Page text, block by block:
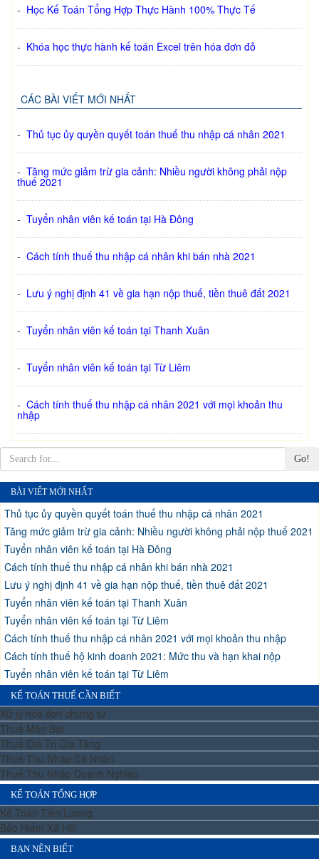
- Học Kế Toán Tổng Hợp Thực Hành 100% Thực Tế
- Khóa học thực hành kế toán Excel trên hóa đơn đỏ
CÁC BÀI VIẾT MỚI NHẤT
- Thủ tục ủy quyền quyết toán thuế thu nhập cá nhân 2021
- Tăng mức giảm trừ gia cảnh: Nhiều người không phải nộp
thuế 2021
- Tuyển nhân viên kế toán tại Hà Đông
- Cách tính thuế thu nhập cá nhân khi bán nhà 2021
- Lưu ý nghị định 41 về gia hạn nộp thuế, tiền thuê đất 2021
- Tuyển nhân viên kế toán tại Thanh Xuân
- Tuyển nhân viên kế toán tại Từ Liêm
- Cách tính thuế thu nhập cá nhân 2021 với mọi khoản thu
nhập
Go!
BÀI VIẾT MỚI NHẤT
Thủ tục ủy quyền quyết toán thuế thu nhập cá nhân 2021
Tăng mức giảm trừ gia cảnh: Nhiều người không phải nộp thuế 2021
Tuyển nhân viên kế toán tại Hà Đông
Cách tính thuế thu nhập cá nhân khi bán nhà 2021
Lưu ý nghị định 41 về gia hạn nộp thuế, tiền thuê đất 2021
Tuyển nhân viên kế toán tại Thanh Xuân
Tuyển nhân viên kế toán tại Từ Liêm
Cách tính thuế thu nhập cá nhân 2021 với mọi khoản thu nhập
Cách tính thuế hộ kinh doanh 2021: Mức thu và hạn khai nộp
Tuyển nhân viên kế toán tại Từ Liêm
KẾ TOÁN THUẾ CẦN BIẾT
Xử lý hóa đơn chứng từ
Thuế Môn Bài
Thuế Giá Trị Gia Tăng
Thuế Thu Nhập Cá Nhân
Thuế Thu Nhập Doanh Nghiệp
KẾ TOÁN TỔNG HỢP
Kế Toán Tiền Lương
Bảo Hiểm Xã Hội
BẠN NÊN BIẾT